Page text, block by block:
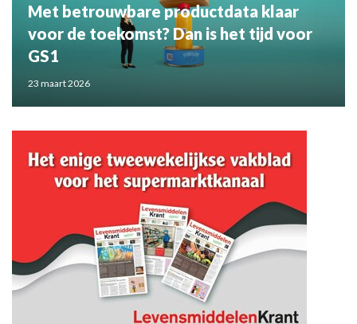
Met betrouwbare productdata klaar
voor de toekomst? Dan is het tijd voor
GS1
23 maart 2026